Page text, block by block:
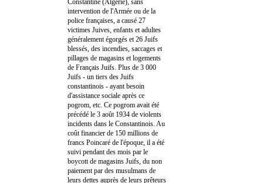
intervention de l'Armée ou de la
police françaises, a causé 27
victimes Juives, enfants et adultes
généralement égorgés et 26 Juifs
blessés, des incendies, saccages et
pillages de magasins et logements
de Français Juifs. Plus de 3 000
Juifs - un tiers des Juifs
constantinois - ayant besoin
d'assistance sociale après ce
pogrom, etc. Ce pogrom avait été
précédé le 3 août 1934 de violents
incidents dans le Constantinois. Au
coût financier de 150 millions de
francs Poincaré de l'époque, il a été
suivi pendant des mois par le
boycott de magasins Juifs, du non
paiement par des musulmans de
leurs dettes auprès de leurs prêteurs